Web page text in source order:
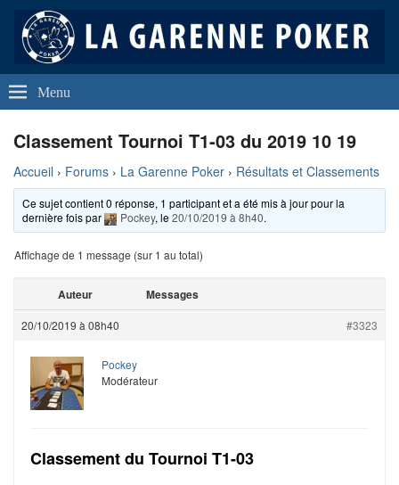
La Garenne Poker
Club de Poker de La Garenne Colombes (92250)
Menu
Classement Tournoi T1-03 du 2019 10 19
Accueil › Forums › La Garenne Poker › Résultats et Classements
Ce sujet contient 0 réponse, 1 participant et a été mis à jour pour la
dernière fois par
Pockey, le20/10/2019 à 8h40.
Affichage de 1 message (sur 1 au total)
Auteur Messages
20/10/2019 à 08h40 #3323
Pockey
Modérateur
Classement du Tournoi T1-03